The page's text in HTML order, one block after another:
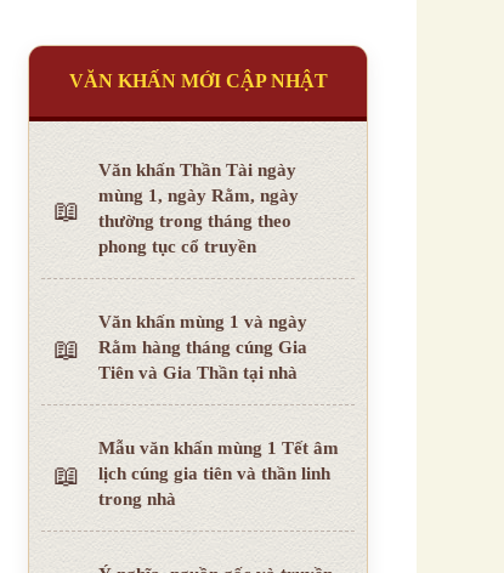
VĂN KHẤN MỚI CẬP NHẬT
Văn khấn Thần Tài ngày
mùng 1, ngày Rằm, ngày
thường trong tháng theo
phong tục cổ truyền
Văn khấn mùng 1 và ngày
Rằm hàng tháng cúng Gia
Tiên và Gia Thần tại nhà
Mẫu văn khấn mùng 1 Tết âm
lịch cúng gia tiên và thần linh
trong nhà